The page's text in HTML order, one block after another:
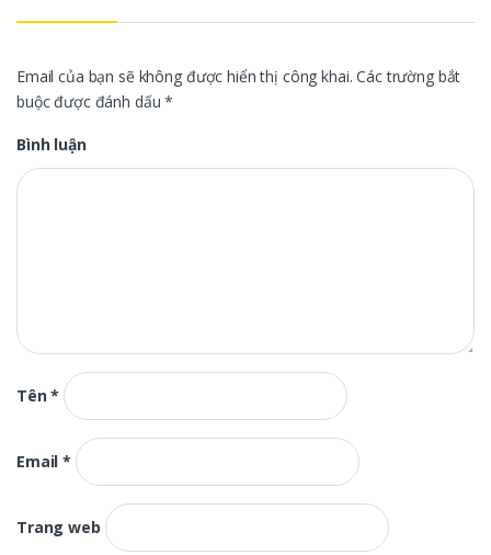
Email của bạn sẽ không được hiển thị công khai. Các trường bắt
buộc được đánh dấu*
Bình luận
Tên*
Email*
Trang web